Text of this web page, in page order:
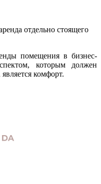
отдельно стоящего
помещения в бизнес-
которым должен
комфорт.